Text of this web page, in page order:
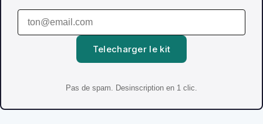
Telecharger le kit
Pas de spam. Desinscription en 1 clic.